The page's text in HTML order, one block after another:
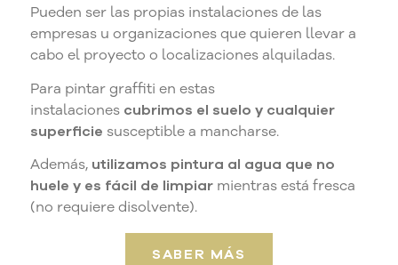
Pueden ser las propias instalaciones de las
empresas u organizaciones que quieren llevar a
cabo el proyecto o localizaciones alquiladas.
Para pintar graffiti en estas
instalaciones cubrimos el suelo y cualquier
superficie susceptible a mancharse.
Además, utilizamos pintura al agua que no
huele y es fácil de limpiar mientras está fresca
(no requiere disolvente).
SABER MÁS